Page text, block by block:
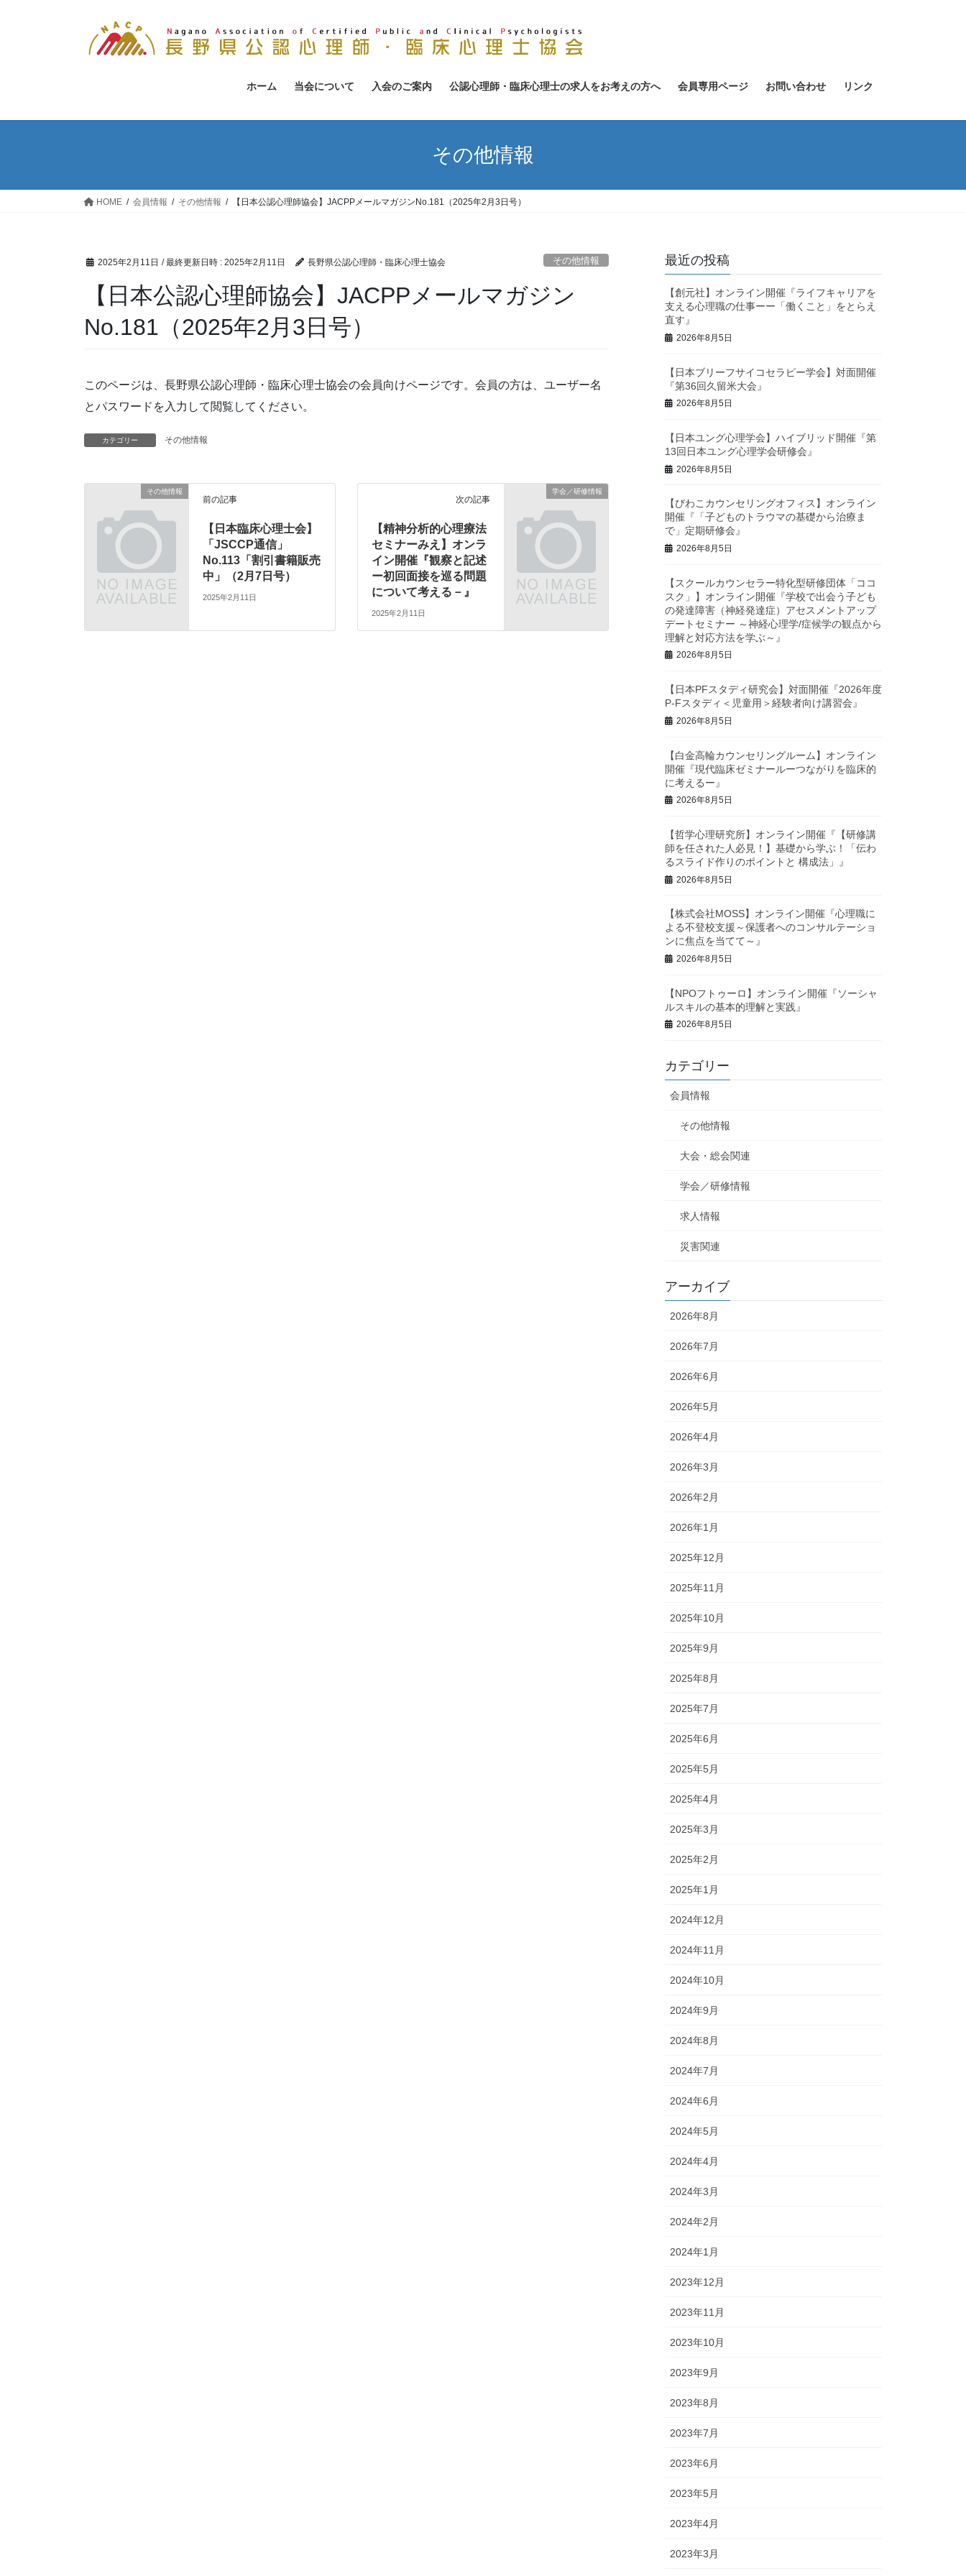
ホーム 当会について 入会のご案内 公認心理師・臨床心理士の求人をお考えの方へ 会員専用ページ お問い合わせ リンク
その他情報
HOME 会員情報 その他情報 【日本公認心理師協会】JACPPメールマガジンNo.181（2025年2月3日号）
2025年2月11日 / 最終更新日時 : 2025年2月11日 長野県公認心理師・臨床心理士協会 その他情報
【日本公認心理師協会】JACPPメールマガジン
No.181（2025年2月3日号）
このページは、長野県公認心理師・臨床心理士協会の会員向けページです。会員の方は、ユーザー名
とパスワードを入力して閲覧してください。
カテゴリー その他情報
その他情報
前の記事
【日本臨床心理士会】
「JSCCP通信」
No.113「割引書籍販売
中」（2月7日号）
2025年2月11日
学会／研修情報
次の記事
【精神分析的心理療法
セミナーみえ】オンラ
イン開催『観察と記述
ー初回面接を巡る問題
について考える－』
2025年2月11日
最近の投稿
【創元社】オンライン開催『ライフキャリアを
支える心理職の仕事ーー「働くこと」をとらえ
直す』
2026年8月5日
【日本ブリーフサイコセラピー学会】対面開催
『第36回久留米大会』
2026年8月5日
【日本ユング心理学会】ハイブリッド開催『第
13回日本ユング心理学会研修会』
2026年8月5日
【びわこカウンセリングオフィス】オンライン
開催『「子どものトラウマの基礎から治療ま
で」定期研修会』
2026年8月5日
【スクールカウンセラー特化型研修団体「ココ
スク」】オンライン開催『学校で出会う子ども
の発達障害（神経発達症）アセスメントアップ
デートセミナー ～神経心理学/症候学の観点から
理解と対応方法を学ぶ～』
2026年8月5日
【日本PFスタディ研究会】対面開催『2026年度
P-Fスタディ＜児童用＞経験者向け講習会』
2026年8月5日
【白金高輪カウンセリングルーム】オンライン
開催『現代臨床ゼミナールーつながりを臨床的
に考えるー』
2026年8月5日
【哲学心理研究所】オンライン開催『【研修講
師を任された人必見！】基礎から学ぶ！「伝わ
るスライド作りのポイントと 構成法」』
2026年8月5日
【株式会社MOSS】オンライン開催『心理職に
よる不登校支援～保護者へのコンサルテーショ
ンに焦点を当てて～』
2026年8月5日
【NPOフトゥーロ】オンライン開催『ソーシャ
ルスキルの基本的理解と実践』
2026年8月5日
カテゴリー
会員情報
その他情報
大会・総会関連
学会／研修情報
求人情報
災害関連
アーカイブ
2026年8月
2026年7月
2026年6月
2026年5月
2026年4月
2026年3月
2026年2月
2026年1月
2025年12月
2025年11月
2025年10月
2025年9月
2025年8月
2025年7月
2025年6月
2025年5月
2025年4月
2025年3月
2025年2月
2025年1月
2024年12月
2024年11月
2024年10月
2024年9月
2024年8月
2024年7月
2024年6月
2024年5月
2024年4月
2024年3月
2024年2月
2024年1月
2023年12月
2023年11月
2023年10月
2023年9月
2023年8月
2023年7月
2023年6月
2023年5月
2023年4月
2023年3月